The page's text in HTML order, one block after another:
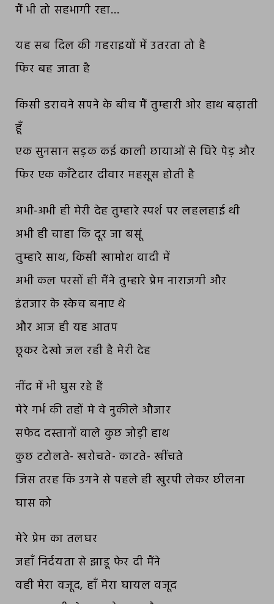
मैं भी तो सहभागी रहा…
यह सब दिल की गहराइयों में उतरता तो है
फिर बह जाता है
किसी डरावने सपने के बीच मैं तुम्हारी ओर हाथ बढ़ाती
हूँ
एक सुनसान सड़क कई काली छायाओं से घिरे पेड़ और
फिर एक काँटेदार दीवार महसूस होती है
अभी-अभी ही मेरी देह तुम्हारे स्पर्श पर लहलहाई थी
अभी ही चाहा कि दूर जा बसूं
तुम्हारे साथ, किसी खामोश वादी में
अभी कल परसों ही मैंने तुम्हारे प्रेम नाराजगी और
इंतजार के स्केच बनाए थे
और आज ही यह आतप
छूकर देखो जल रही है मेरी देह
नींद में भी घुस रहे हैं
मेरे गर्भ की तहों मे वे नुकीले औजार
सफेद दस्तानों वाले कुछ जोड़ी हाथ
कुछ टटोलते- खरोचते- काटते- खींचते
जिस तरह कि उगने से पहले ही खुरपी लेकर छीलना
घास को
मेरे प्रेम का तलघर
जहाँ निर्दयता से झाडू फेर दी मैंने
वही मेरा वजूद, हाँ मेरा घायल वजूद